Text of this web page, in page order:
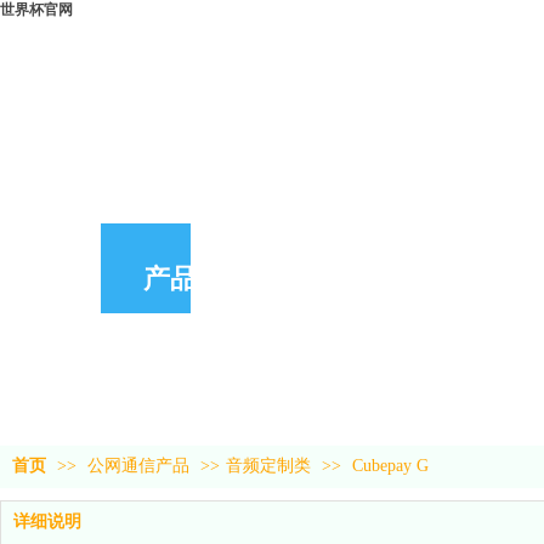
世界杯官网
产品中心
首页 >> 公网通信产品 >> 音频定制类 >> Cubepay G
详细说明